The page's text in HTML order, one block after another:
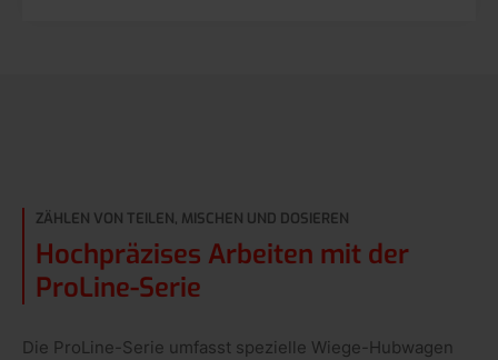
ZÄHLEN VON TEILEN, MISCHEN UND DOSIEREN
Hochpräzises Arbeiten mit der
ProLine-Serie
Die ProLine-Serie umfasst spezielle Wiege-Hubwagen